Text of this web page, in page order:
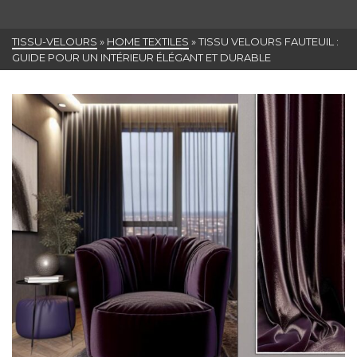
TISSU-VELOURS » HOME TEXTILES »TISSU VELOURS FAUTEUIL :
GUIDE POUR UN INTÉRIEUR ÉLÉGANT ET DURABLE